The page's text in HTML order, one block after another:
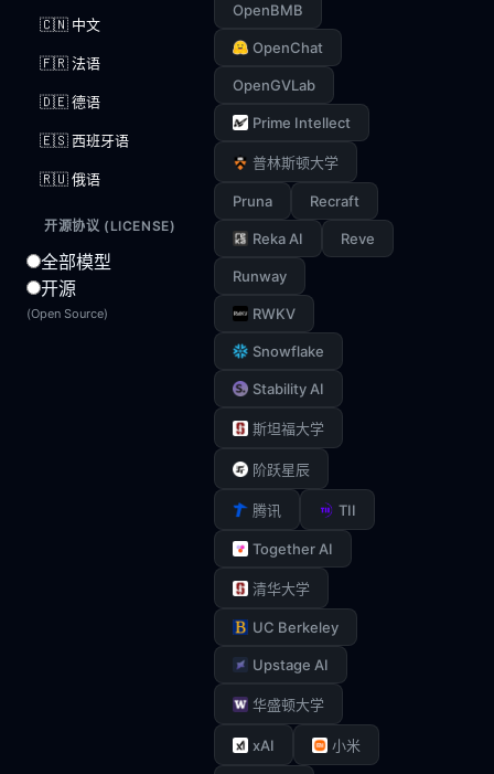
🇨🇳 中文
🇫🇷 法语
🇩🇪 德语
🇪🇸 西班牙语
🇷🇺 俄语
开源协议 (LICENSE)
全部模型
开源
(Open Source)
OpenBMB
OpenChat
OpenGVLab
Prime Intellect
普林斯顿大学
Pruna Recraft
Reka AI Reve
Runway
RWKV
Snowflake
Stability AI
斯坦福大学
阶跃星辰
腾讯 TII
Together AI
清华大学
UC Berkeley
Upstage AI
华盛顿大学
xAI 小米